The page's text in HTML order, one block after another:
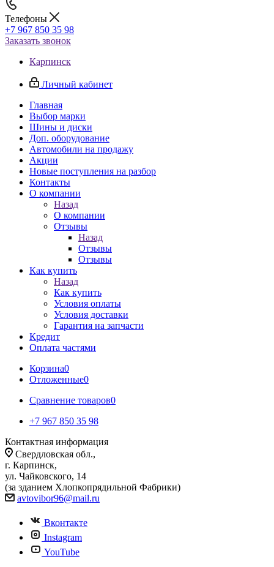
Телефоны
+7 967 850 35 98
Заказать звонок
Карпинск
Личный кабинет
Главная
Выбор марки
Шины и диски
Доп. оборудование
Автомобили на продажу
Акции
Новые поступления на разбор
Контакты
О компании
Назад
О компании
Отзывы
Назад
Отзывы
Отзывы
Как купить
Назад
Как купить
Условия оплаты
Условия доставки
Гарантия на запчасти
Кредит
Оплата частями
Корзина0
Отложенные0
Сравнение товаров0
+7 967 850 35 98
Контактная информация
Свердловская обл.,
г. Карпинск,
ул. Чайковского, 14
(за зданием Хлопкопрядильной Фабрики)
avtovibor96@mail.ru
Вконтакте
Instagram
YouTube